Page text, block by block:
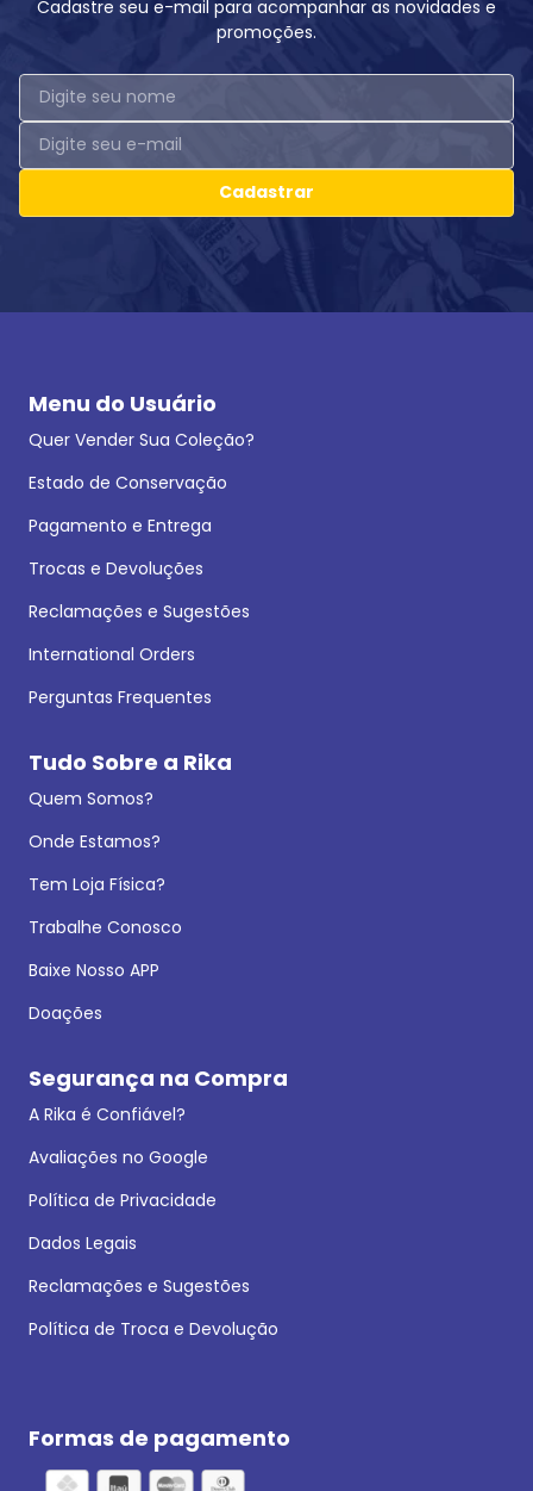
Cadastre seu e-mail para acompanhar as novidades e
promoções.
Cadastrar
Menu do Usuário
Quer Vender Sua Coleção?
Estado de Conservação
Pagamento e Entrega
Trocas e Devoluções
Reclamações e Sugestões
International Orders
Perguntas Frequentes
Tudo Sobre a Rika
Quem Somos?
Onde Estamos?
Tem Loja Física?
Trabalhe Conosco
Baixe Nosso APP
Doações
Segurança na Compra
A Rika é Confiável?
Avaliações no Google
Política de Privacidade
Dados Legais
Reclamações e Sugestões
Política de Troca e Devolução
Formas de pagamento